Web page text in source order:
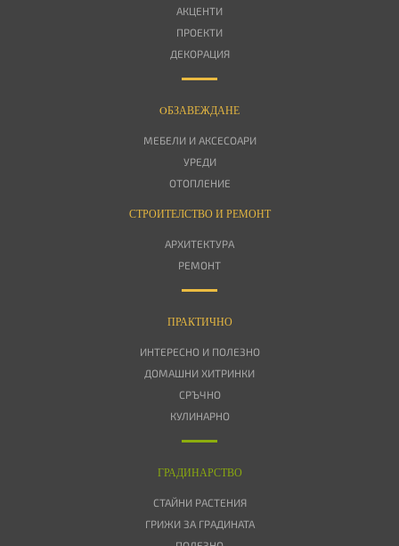
АКЦЕНТИ
ПРОЕКТИ
ДЕКОРАЦИЯ
OБЗАВЕЖДАНЕ
МЕБЕЛИ И АКСЕСОАРИ
УРЕДИ
ОТОПЛЕНИЕ
СТРОИТЕЛСТВО И РЕМОНТ
АРХИТЕКТУРА
РЕМОНТ
ПРАКТИЧНО
ИНТЕРЕСНО И ПОЛЕЗНО
ДОМАШНИ ХИТРИНКИ
СРЪЧНО
КУЛИНАРНО
ГРАДИНАРСТВО
СТАЙНИ РАСТЕНИЯ
ГРИЖИ ЗА ГРАДИНАТА